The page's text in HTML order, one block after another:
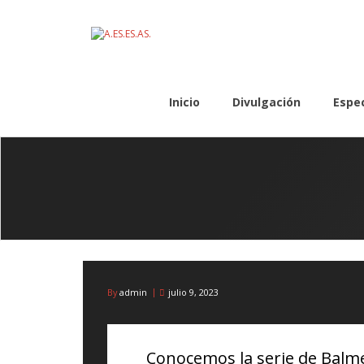
Inicio Divulgación
Byadmin julio 9, 2023
Conocemos la serie de